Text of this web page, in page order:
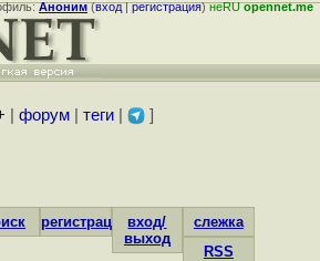
Аноним(вход|регистрация)неRUopennet.me
форум| теги| ]
регистрациявход/
выход
слежка
RSS